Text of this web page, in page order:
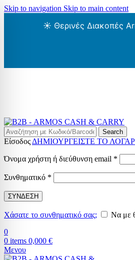
Skip to navigation Skip to main content
☀️ Θερινές Διακοπές
Search
Είσοδος ΔΗΜΙΟΥΡΓΕΙΣΤΕ ΤΟ
Όνομα χρήστη ή διεύθυνση email *
Συνθηματικό *
ΣΥΝΔΕΣΗ
Χάσατε το συνθηματικό σας;
Να με
0
0 items 0,000 €
Μενου